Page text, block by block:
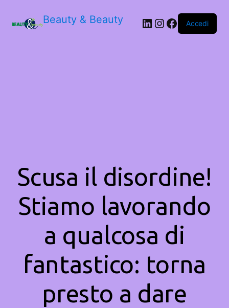
Beauty & Beauty LinkedIn
Instagram
Facebook
Accedi
Scusa il disordine!
Stiamo lavorando
a qualcosa di
fantastico: torna
presto a dare